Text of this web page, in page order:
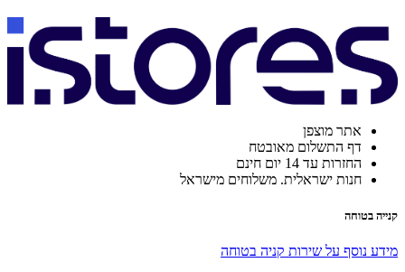
אתר מוצפן
דף התשלום מאובטח
החזרות עד 14 יום חינם
חנות ישראלית. משלוחים מישראל
קנייה בטוחה
מידע נוסף על שירות קניה בטוחה